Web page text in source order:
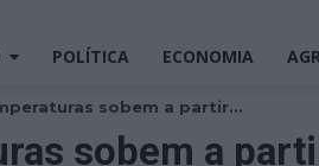
POLÍTICA ECONOMIA
sobem a partir...
sobem a